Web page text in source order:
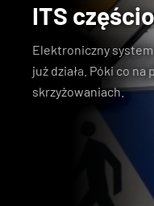
ITS
Elektroniczny
już działa . Póki co
skrzyżowaniach.